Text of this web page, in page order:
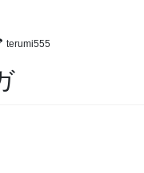
terumi555